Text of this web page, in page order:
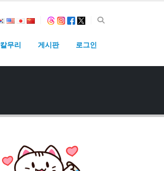
칼무리 게시판 로그인